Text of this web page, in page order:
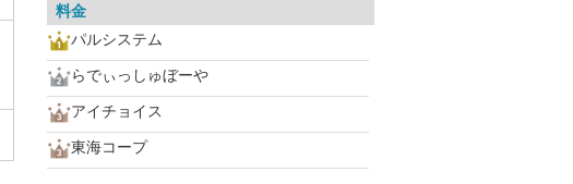
料金
パルシステム
らでぃっしゅぼーや
アイチョイス
東海コープ